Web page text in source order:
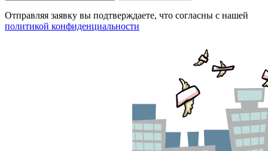
Отправляя заявку вы подтверждаете, что согласны с нашей
политикой конфиденциальности